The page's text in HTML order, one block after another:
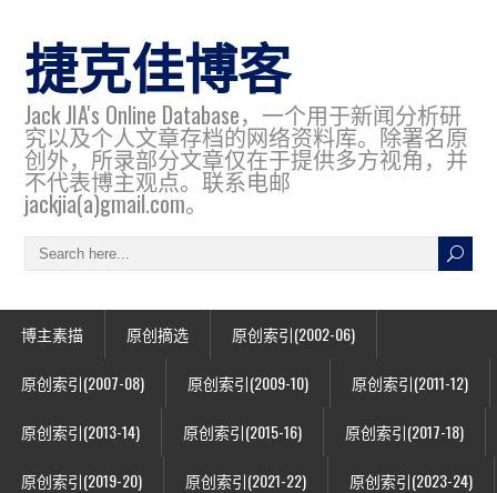
捷克佳博客
Jack JIA's Online Database，一个用于新闻分析研
究以及个人文章存档的网络资料库。除署名原
创外，所录部分文章仅在于提供多方视角，并
不代表博主观点。联系电邮
jackjia(a)gmail.com。
博主素描 原创摘选 原创索引(2002-06)
原创索引(2007-08) 原创索引(2009-10) 原创索引(2011-12)
原创索引(2013-14) 原创索引(2015-16) 原创索引(2017-18)
原创索引(2019-20) 原创索引(2021-22) 原创索引(2023-24)